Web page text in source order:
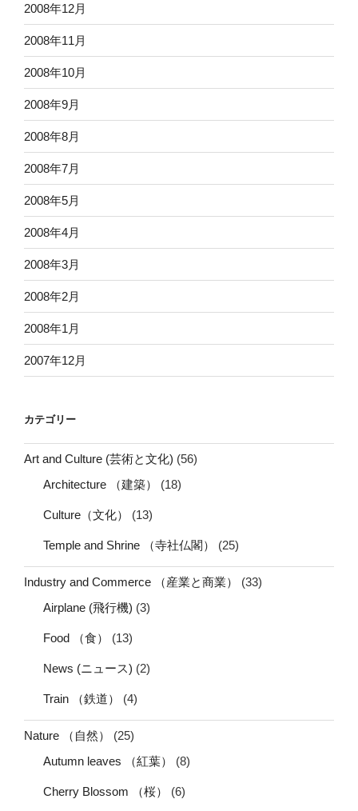
2008年12月
2008年11月
2008年10月
2008年9月
2008年8月
2008年7月
2008年5月
2008年4月
2008年3月
2008年2月
2008年1月
2007年12月
カテゴリー
Art and Culture (芸術と文化) (56)
Architecture （建築）
(18)
Culture（文化） (13)
Temple and Shrine （寺社仏閣） (25)
Industry and Commerce （産業と商業）
(33)
Airplane (飛行機) (3)
Food （食） (13)
News (ニュース) (2)
Train （鉄道） (4)
Nature （自然）
(25)
Autumn leaves （紅葉）
(8)
Cherry Blossom （桜） (6)